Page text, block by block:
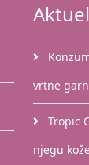
vrtne
Tropic
njegu